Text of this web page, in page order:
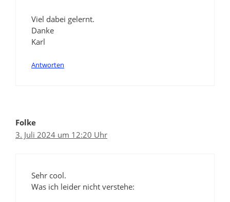
Viel dabei gelernt.
Danke
Karl
Antworten
Folke
3. Juli 2024 um 12:20 Uhr
Sehr cool.
Was ich leider nicht verstehe: